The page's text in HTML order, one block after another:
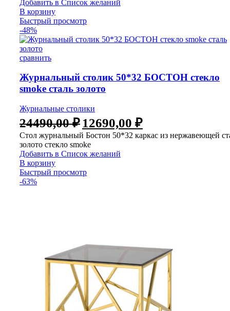
Добавить в Список желаний
В корзину
Быстрый просмотр
-48%
сравнить
Журнальный столик 50*32 БОСТОН стекло
smoke сталь золото
Журнальные столики
24490,00₽ 12690,00 ₽
Стол журнальный Бостон 50*32 каркас из нержавеющей
золото стекло smoke
Добавить в Список желаний
В корзину
Быстрый просмотр
-63%